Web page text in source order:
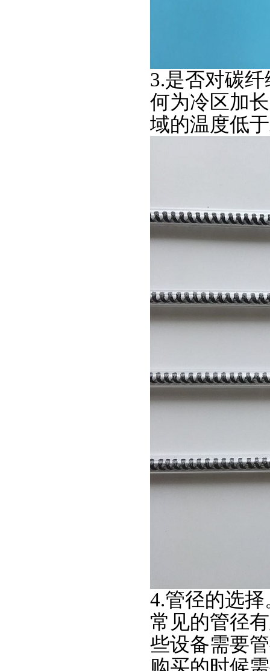
3.是否对碳
何为冷区加
域的温度低
4.管径的选择
常见的管径
些设备需要